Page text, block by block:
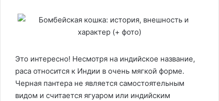
Это интересно! Несмотря на индийское название,
раса относится к Индии в очень мягкой форме.
Черная пантера не является самостоятельным
видом и считается ягуаром или индийским